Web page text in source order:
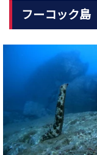
フーコック島